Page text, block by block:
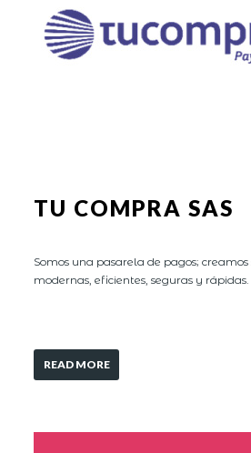
TU COMPRA SAS
Somos una pasarela de pagos;
modernas, eficientes, seguras y rápidas.
READ MORE